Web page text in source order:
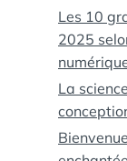
Les 10
2025
La